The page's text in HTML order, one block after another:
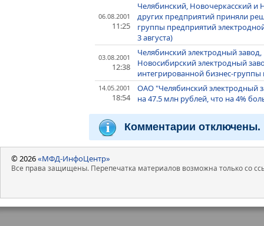
06.08.2001
11:25
Челябинский, Новочеркасский и
других предприятий приняли
группы предприятий
3 августа)
03.08.2001
12:38
Челябинский электродный
Новосибирский электродный
интегрированной бизнес-
14.05.2001
18:54
ОАО "Челябинский электродный
на 47.5 млн рублей, что на 4%
Комментарии отключены.
© 2026«МФД-ИнфоЦентр»
Все права защищены. Перепечатка материалов возможна только со